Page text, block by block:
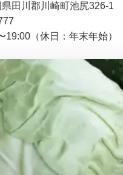
田川郡川崎町池尻326-1
19:00（休日：年末年始）